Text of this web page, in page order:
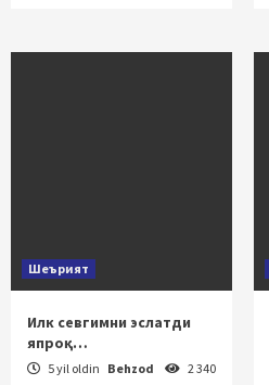
Шеърият
Илк севгимни эслатди
япроқ…
5 yil oldin Behzod 2 340